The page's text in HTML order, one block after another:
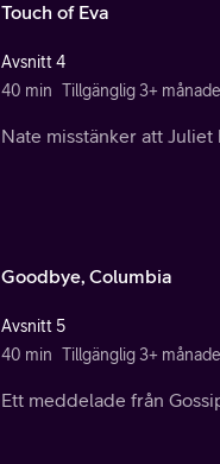
Touch of Eva
Avsnitt 4
40 min Tillgänglig 3+
Nate misstänker att
Goodbye, Columbia
Avsnitt 5
40 min Tillgänglig 3+
Ett meddelade från